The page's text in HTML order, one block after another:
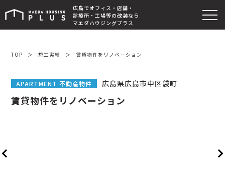
広島でオフィス・店舗・
診療所・工場等の改装なら
マエダハウジングプラス
WORKS
TOP ＞ 施工実績 ＞ 賃貸物件をリノベーション
APARTMENT 不動産物件 広島県広島市中区袋町
賃貸物件をリノベーション